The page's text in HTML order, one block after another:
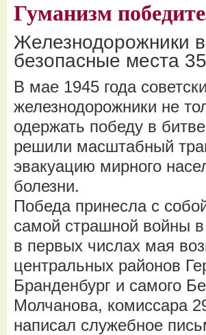
Гуманизм
Железнодорожники
безопасные места
В мае 1945 года
железнодорожники не
одержать победу в
решили масштабный
эвакуацию мирного
болезни.
Победа принесла с
самой страшной войны
в первых числах мая
центральных районов
Бранденбург и самого
Молчанова, комиссара
написал служебное